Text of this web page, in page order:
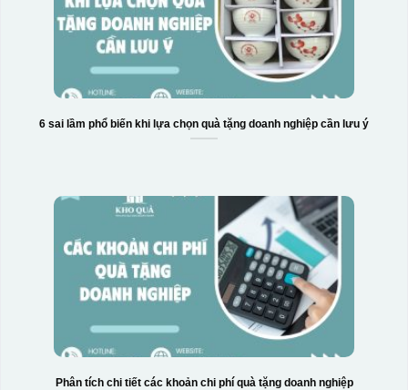
6 sai lầm phổ biến khi lựa chọn quà tặng doanh nghiệp cần lưu ý
Phân tích chi tiết các khoản chi phí quà tặng doanh nghiệp